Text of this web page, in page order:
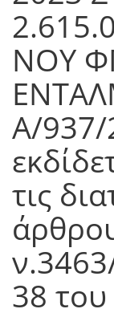
ΝΟΥ
Α/937/
τις
38